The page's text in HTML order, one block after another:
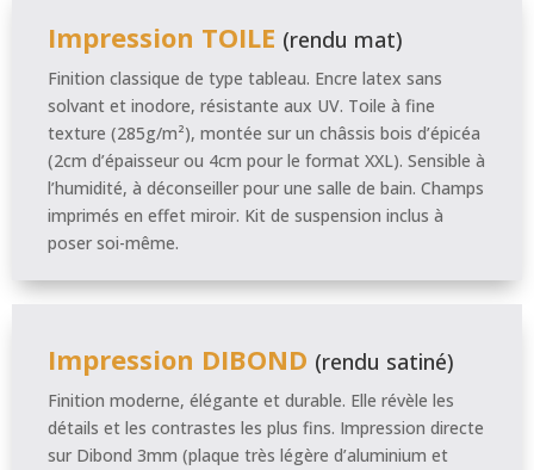
Impression TOILE (rendu mat)
Finition classique de type tableau. Encre latex sans
solvant et inodore, résistante aux UV. Toile à fine
texture (285g/m²), montée sur un châssis bois d’épicéa
(2cm d’épaisseur ou 4cm pour le format XXL). Sensible à
l’humidité, à déconseiller pour une salle de bain. Champs
imprimés en effet miroir. Kit de suspension inclus à
poser soi-même.
Impression DIBOND (rendu satiné)
Finition moderne, élégante et durable. Elle révèle les
détails et les contrastes les plus fins. Impression directe
sur Dibond 3mm (plaque très légère d’aluminium et